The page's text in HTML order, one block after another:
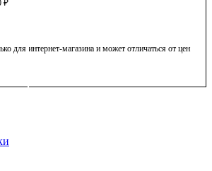
₽
для интернет-магазина и может отличаться от цен